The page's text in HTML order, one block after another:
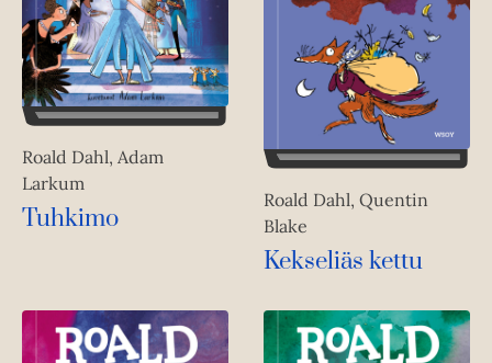
Roald Dahl, Adam
Larkum
Tuhkimo
Roald Dahl, Quentin
Blake
Kekseliäs kettu